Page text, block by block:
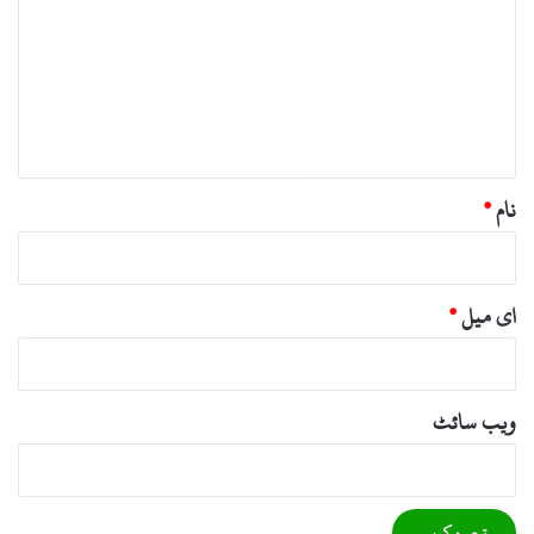
نام*
ای میل*
ویب‌ سائٹ